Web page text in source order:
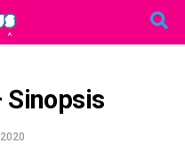
Sinopsis